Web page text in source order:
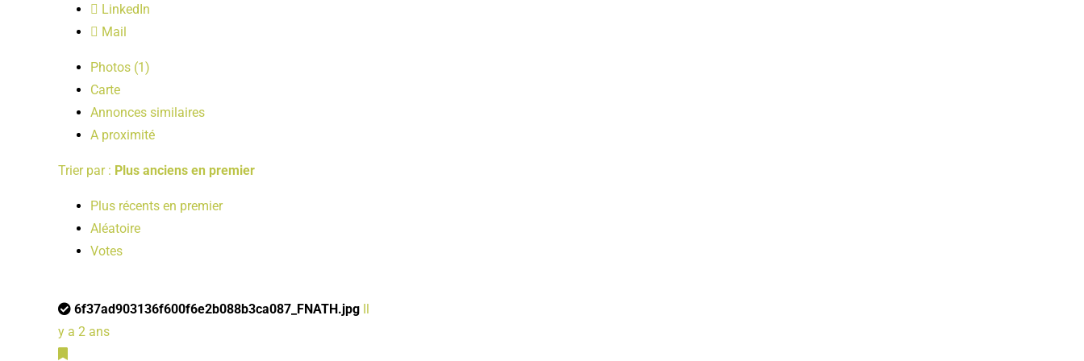
LinkedIn
Mail
Photos (1)
Carte
Annonces similaires
A proximité
Trier par : Plus anciens en premier
Plus récents en premier
Aléatoire
Votes
6f37ad903136f600f6e2b088b3ca087_FNATH.jpg Il
y a 2 ans